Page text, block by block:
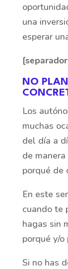
una
esperar
NO
Los
muchas
del día a
de
porqué de
En este
cuando te
hagas sin
porqué y/o
Si no has